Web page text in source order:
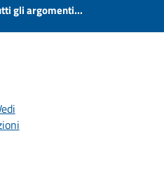
gli argomenti...